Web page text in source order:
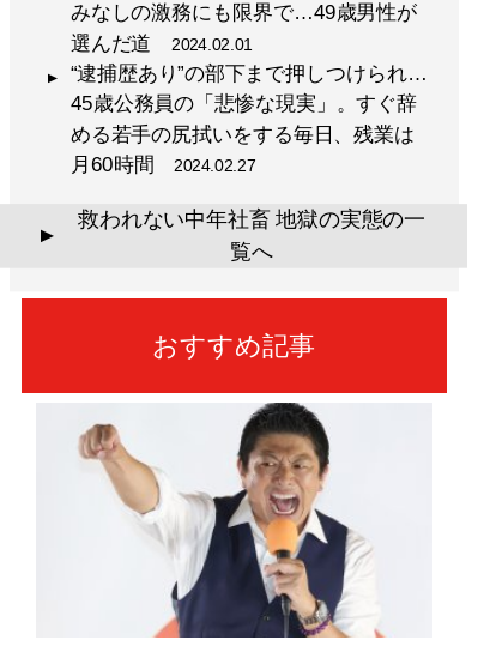
みなしの激務にも限界で…49歳男性が
選んだ道
2024.02.01
“逮捕歴あり”の部下まで押しつけられ…
45歳公務員の「悲惨な現実」。すぐ辞
める若手の尻拭いをする毎日、残業は
月60時間 2024.02.27
▲
救われない中年社畜 地獄の実態の一
覧へ
おすすめ記事